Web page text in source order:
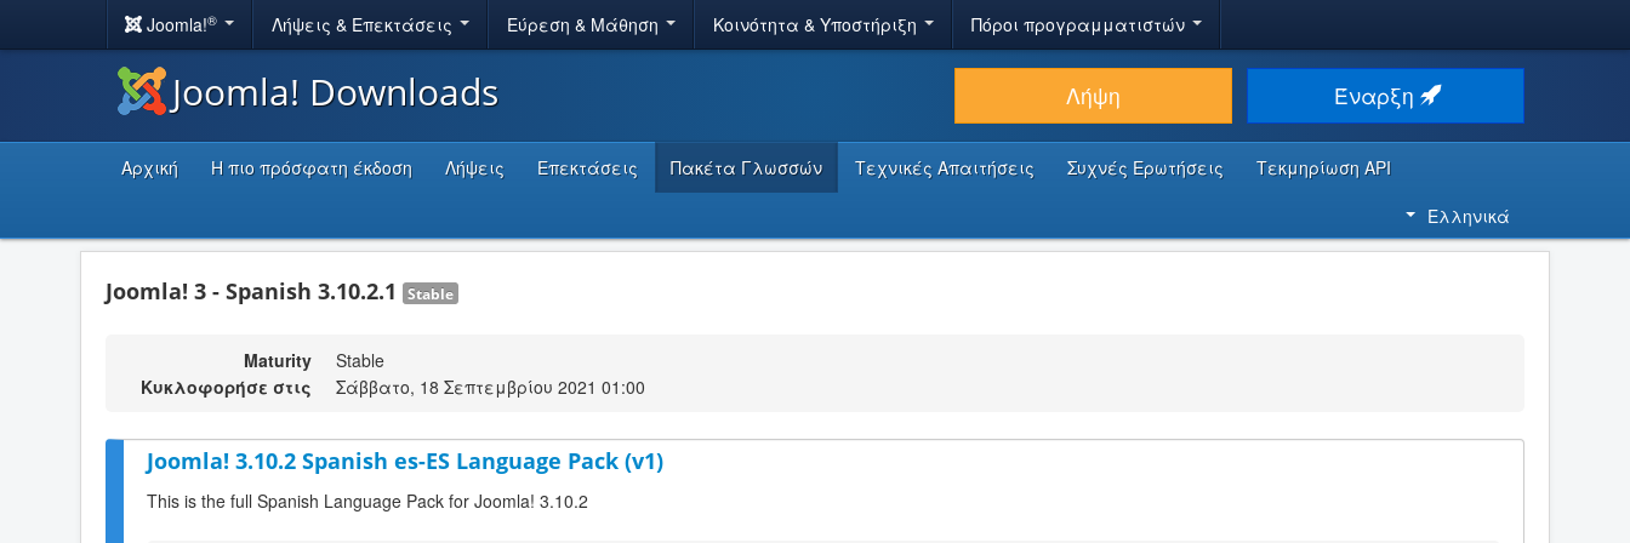
Joomla!® Λήψεις & Επεκτάσεις Εύρεση & Μάθηση Κοινότητα & Υποστήριξη Πόροι προγραμματιστών
Joomla! Downloads Λήψη Έναρξη
Αρχική Η πιο πρόσφατη έκδοση Λήψεις Επεκτάσεις Πακέτα Γλωσσών Τεχνικές Απαιτήσεις Συχνές Ερωτήσεις
Τεκμηρίωση API
Ελληνικά
Joomla! 3 - Spanish 3.10.2.1 Stable
Maturity
Stable
Κυκλοφορήσε στις
Σάββατο, 18 Σεπτεμβρίου 2021 01:00
Joomla! 3.10.2 Spanish es-ES Language Pack (v1)
This is the full Spanish Language Pack for Joomla! 3.10.2